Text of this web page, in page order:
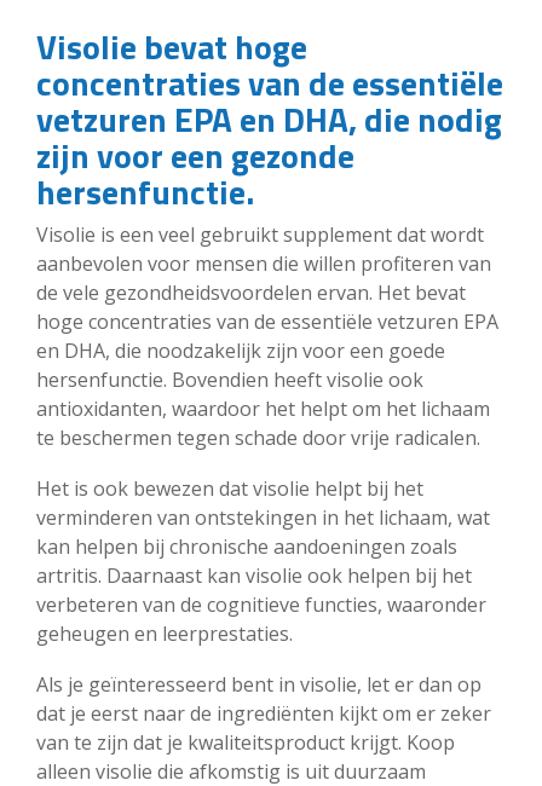
Visolie bevat hoge
concentraties van de essentiële
vetzuren EPA en DHA, die nodig
zijn voor een gezonde
hersenfunctie.
Visolie is een veel gebruikt supplement dat wordt
aanbevolen voor mensen die willen profiteren van
de vele gezondheidsvoordelen ervan. Het bevat
hoge concentraties van de essentiële vetzuren EPA
en DHA, die noodzakelijk zijn voor een goede
hersenfunctie. Bovendien heeft visolie ook
antioxidanten, waardoor het helpt om het lichaam
te beschermen tegen schade door vrije radicalen.
Het is ook bewezen dat visolie helpt bij het
verminderen van ontstekingen in het lichaam, wat
kan helpen bij chronische aandoeningen zoals
artritis. Daarnaast kan visolie ook helpen bij het
verbeteren van de cognitieve functies, waaronder
geheugen en leerprestaties.
Als je geïnteresseerd bent in visolie, let er dan op
dat je eerst naar de ingrediënten kijkt om er zeker
van te zijn dat je kwaliteitsproduct krijgt. Koop
alleen visolie die afkomstig is uit duurzaam